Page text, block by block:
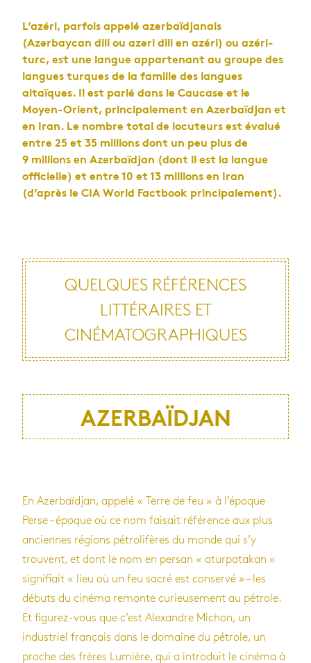
L’azéri, parfois appelé azerbaïdjanais
(Azərbaycan dili ou azəri dili en azéri) ou azéri-
turc, est une langue appartenant au groupe des
langues turques de la famille des langues
altaïques. Il est parlé dans le Caucase et le
Moyen-Orient, principalement en Azerbaïdjan et
en Iran. Le nombre total de locuteurs est évalué
entre 25 et 35 millions dont un peu plus de
9 millions en Azerbaïdjan (dont il est la langue
officielle) et entre 10 et 13 millions en Iran
(d’après le CIA World Factbook principalement).
QUELQUES RÉFÉRENCES
LITTÉRAIRES ET
CINÉMATOGRAPHIQUES
AZERBAÏDJAN
En Azerbaïdjan, appelé « Terre de feu » à l’époque
Perse – époque où ce nom faisait référence aux plus
anciennes régions pétrolifères du monde qui s’y
trouvent, et dont le nom en persan « aturpatakan »
signifiait « lieu où un feu sacré est conservé » – les
débuts du cinéma remonte curieusement au pétrole.
Et figurez-vous que c’est Alexandre Michon, un
industriel français dans le domaine du pétrole, un
proche des frères Lumière, qui a introduit le cinéma à